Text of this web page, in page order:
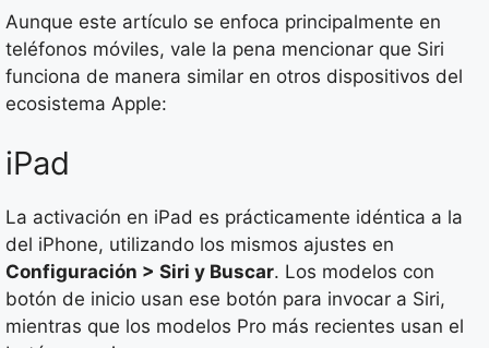
Aunque este artículo se enfoca principalmente en
teléfonos móviles, vale la pena mencionar que Siri
funciona de manera similar en otros dispositivos del
ecosistema Apple:
iPad
La activación en iPad es prácticamente idéntica a la
del iPhone, utilizando los mismos ajustes en
Configuración > Siri y Buscar. Los modelos con
botón de inicio usan ese botón para invocar a Siri,
mientras que los modelos Pro más recientes usan el